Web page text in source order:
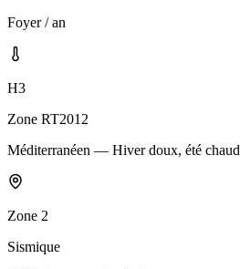
Foyer / an
H3
Zone RT2012
Méditerranéen — Hiver doux, été chaud
Zone 2
Sismique